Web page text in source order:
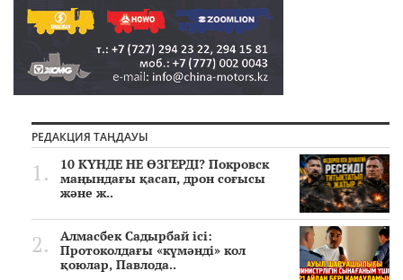
РЕДАКЦИЯ ТАҢДАУЫ
10 КҮНДЕ НЕ ӨЗГЕРДІ? Покровск
маңындағы қасап, дрон соғысы
және ж..
Алмасбек Садырбай ісі:
Протоколдағы «күмәнді» кол
қоюлар, Павлода..